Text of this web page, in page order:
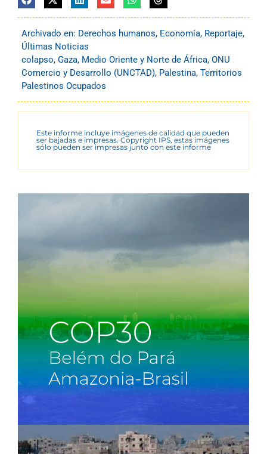
Archivado en: Derechos humanos, Economía, Reportaje,
Últimas Noticias
colapso, Gaza, Medio Oriente y Norte de África, ONU
Comercio y Desarrollo (UNCTAD), Palestina, Territorios
Palestinos Ocupados
Este informe incluye imágenes de calidad que pueden
ser bajadas e impresas. Copyright IPS, estas imágenes
sólo pueden ser impresas junto con este informe